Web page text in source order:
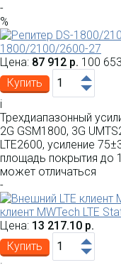
-
%
1800/2100/2600-27
Цена: 87 912 р. 100
Купить
i
Трехдиапазонный
2G GSM1800, 3G
LTE2600, усиление
площадь покрытия до
может отличаться
-
клиент MWTech LTE
Цена: 13 217.10 р.
Купить